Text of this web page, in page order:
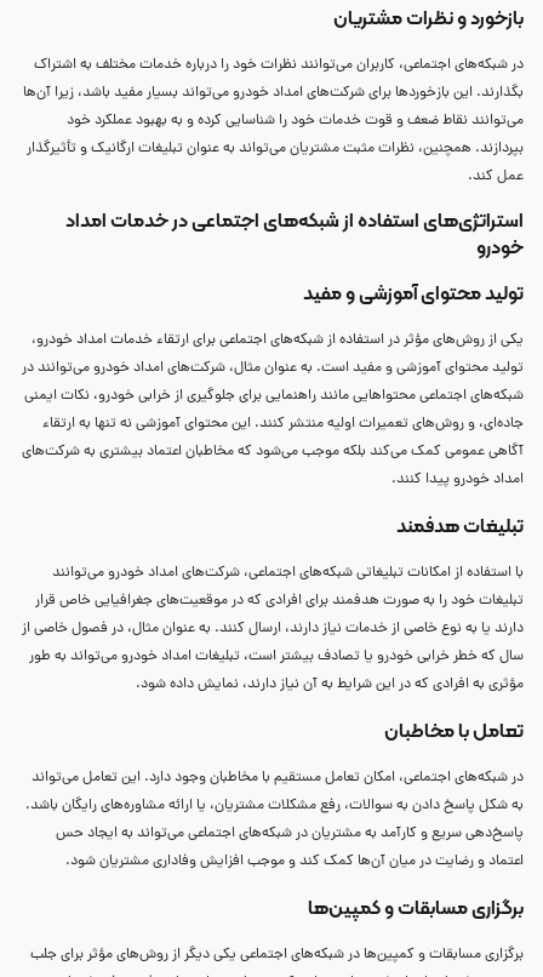
بازخورد و نظرات مشتریان
در شبکه‌های اجتماعی، کاربران می‌توانند نظرات خود را درباره خدمات مختلف به اشتراک
بگذارند. این بازخوردها برای شرکت‌های امداد خودرو می‌تواند بسیار مفید باشد، زیرا آن‌ها
می‌توانند نقاط ضعف و قوت خدمات خود را شناسایی کرده و به بهبود عملکرد خود
بپردازند. همچنین، نظرات مثبت مشتریان می‌تواند به عنوان تبلیغات ارگانیک و تأثیرگذار
عمل کند.
استراتژی‌های استفاده از شبکه‌های اجتماعی در خدمات امداد
خودرو
تولید محتوای آموزشی و مفید
یکی از روش‌های مؤثر در استفاده از شبکه‌های اجتماعی برای ارتقاء خدمات امداد خودرو،
تولید محتوای آموزشی و مفید است. به عنوان مثال، شرکت‌های امداد خودرو می‌توانند در
شبکه‌های اجتماعی محتواهایی مانند راهنمایی برای جلوگیری از خرابی خودرو، نکات ایمنی
جاده‌ای، و روش‌های تعمیرات اولیه منتشر کنند. این محتوای آموزشی نه تنها به ارتقاء
آگاهی عمومی کمک می‌کند بلکه موجب می‌شود که مخاطبان اعتماد بیشتری به شرکت‌های
امداد خودرو پیدا کنند.
تبلیغات هدفمند
با استفاده از امکانات تبلیغاتی شبکه‌های اجتماعی، شرکت‌های امداد خودرو می‌توانند
تبلیغات خود را به صورت هدفمند برای افرادی که در موقعیت‌های جغرافیایی خاص قرار
دارند یا به نوع خاصی از خدمات نیاز دارند، ارسال کنند. به عنوان مثال، در فصول خاصی از
سال که خطر خرابی خودرو یا تصادف بیشتر است، تبلیغات امداد خودرو می‌تواند به طور
مؤثری به افرادی که در این شرایط به آن نیاز دارند، نمایش داده شود.
تعامل با مخاطبان
در شبکه‌های اجتماعی، امکان تعامل مستقیم با مخاطبان وجود دارد. این تعامل می‌تواند
به شکل پاسخ دادن به سوالات، رفع مشکلات مشتریان، یا ارائه مشاوره‌های رایگان باشد.
پاسخ‌دهی سریع و کارآمد به مشتریان در شبکه‌های اجتماعی می‌تواند به ایجاد حس
اعتماد و رضایت در میان آن‌ها کمک کند و موجب افزایش وفاداری مشتریان شود.
برگزاری مسابقات و کمپین‌ها
برگزاری مسابقات و کمپین‌ها در شبکه‌های اجتماعی یکی دیگر از روش‌های مؤثر برای جلب